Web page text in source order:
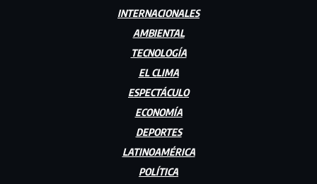
INTERNACIONALES
AMBIENTAL
TECNOLOGÍA
EL CLIMA
ESPECTÁCULO
ECONOMÍA
DEPORTES
LATINOAMÉRICA
POLÍTICA